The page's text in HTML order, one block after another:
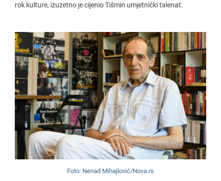
rok kulture, izuzetno je cijenio Tišmin umjetnički talenat.
Foto: Nenad Mihajlović/Nova.rs